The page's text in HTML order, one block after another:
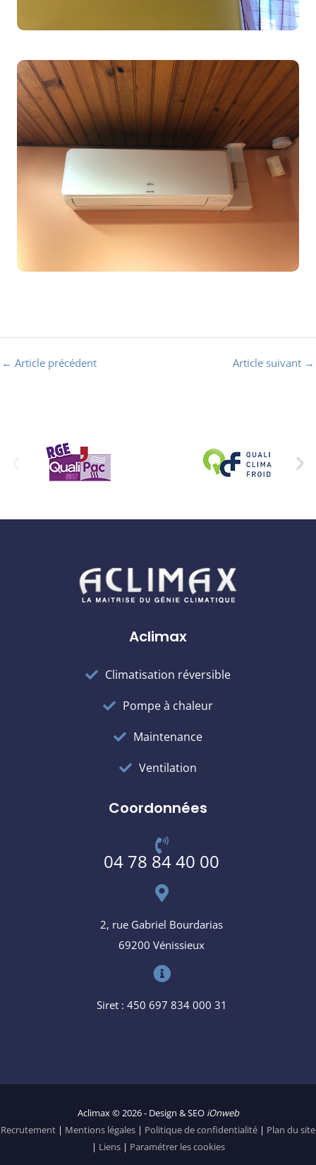
← Article précédent Article suivant →
Aclimax
Climatisation réversible
Pompe à chaleur
Maintenance
Ventilation
Coordonnées
04 78 84 40 00
2, rue Gabriel Bourdarias
69200 Vénissieux
Siret : 450 697 834 000 31
Aclimax © 2026 - Design & SEO iOnweb
Recrutement | Mentions légales | Politique de confidentialité | Plan du site
| Liens| Paramétrer les cookies